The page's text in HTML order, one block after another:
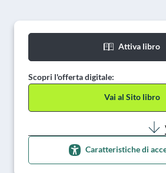
Attiva libro
Scopri l'offerta digitale:
Vai al Sito libro
Caratteristiche di